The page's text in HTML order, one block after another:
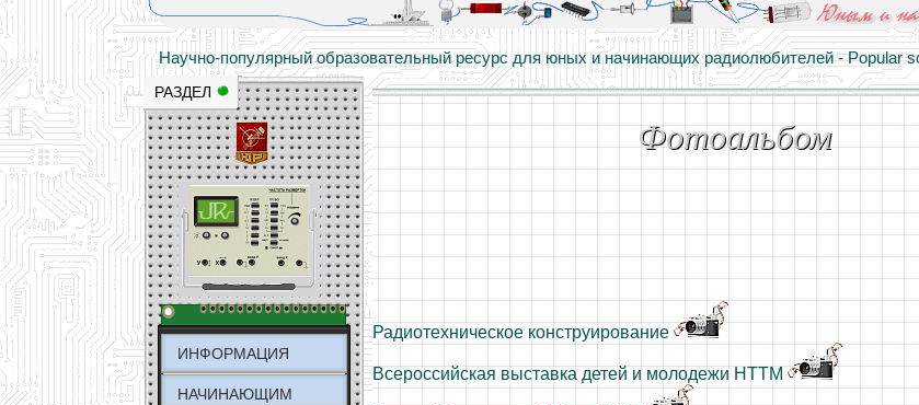
Научно-популярный образовательный ресурс для юных и начинающих радиолюбителей - Popular
Основы электричества, учебные материалы и опыт профессионалов - Basics of electricity,
РАЗДЕЛ
ИНФОРМАЦИЯ
НАЧИНАЮЩИМ
Фотоальбом
Радиотехническое конструирование
Всероссийская выставка детей и молодежи НТТМ